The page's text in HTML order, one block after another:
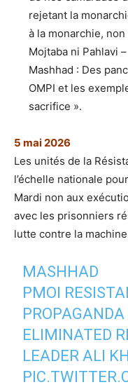
rejetant la
à la monarchie,
Mojtaba ni Pahlavi
Mashhad : Des
OMPI et les
sacrifice ».
5 mai 2026
Les unités de la
l’échelle nationale
Mardi non aux
avec les prisonniers
lutte contre la
MASHHAD
PMOI
ELIMINATED
LEADER ALI